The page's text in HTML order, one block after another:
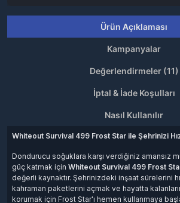
Ürün Açıklaması
Kampanyalar
Değerlendirmeler (11)
İptal & İade Koşulları
Nasıl Kullanılır
Whiteout Survival 499 Frost Star ile Şehrinizi
Dondurucu soğuklara karşı verdiğiniz amansız
güç katmak için Whiteout Survival 499 Frost
değerli kaynaktır. Şehrinizdeki inşaat sürelerini
kahraman paketlerini açmak ve hayatta
korumak için Frost Star'ı hemen kullanmaya